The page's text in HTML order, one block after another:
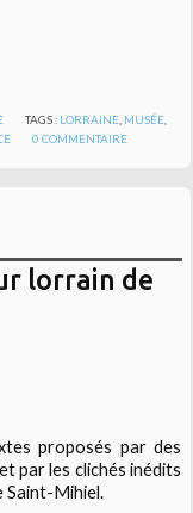
TAGS : LORRAINE, MUSÉE,
0 COMMENTAIRE
lorrain de
proposés par des
par les clichés inédits
Saint-Mihiel.